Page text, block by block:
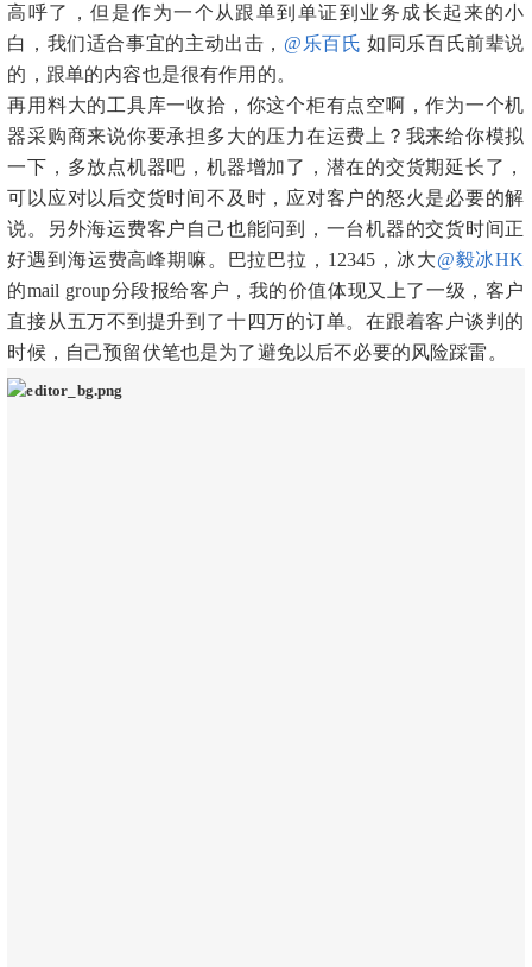
高呼了，但是作为一个从跟单到单证到业务成长起来的小
白，我们适合事宜的主动出击， @乐百氏 如同乐百氏前辈说
的，跟单的内容也是很有作用的。
再用料大的工具库一收拾，你这个柜有点空啊，作为一个机
器采购商来说你要承担多大的压力在运费上？我来给你模拟
一下，多放点机器吧，机器增加了，潜在的交货期延长了，
可以应对以后交货时间不及时，应对客户的怒火是必要的解
说。另外海运费客户自己也能问到，一台机器的交货时间正
好遇到海运费高峰期嘛。巴拉巴拉，12345，冰大@毅冰HK
的mail group分段报给客户，我的价值体现又上了一级，客户
直接从五万不到提升到了十四万的订单。在跟着客户谈判的
时候，自己预留伏笔也是为了避免以后不必要的风险踩雷。